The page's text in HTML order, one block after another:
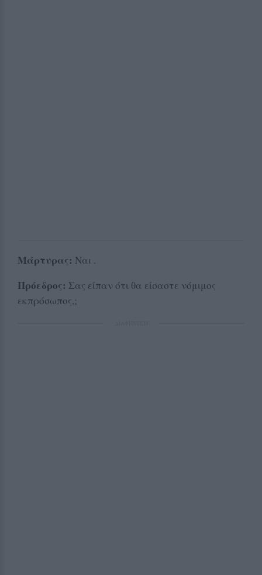
Μάρτυρας: Ναι .
Πρόεδρος: Σας είπαν ότι θα είσαστε νόμιμος
εκπρόσωπος,;